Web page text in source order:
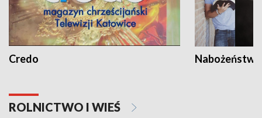
Credo
ROLNICTWO I WIEŚ